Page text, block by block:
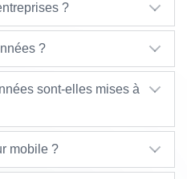
?
?
sont-elles mises à
mobile ?